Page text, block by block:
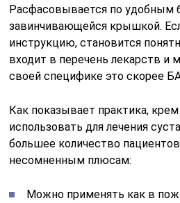
Расфасовывается по удобным
завинчивающейся крышкой.
инструкцию, становится
входит в перечень лекарств и
своей специфике это скорее
Как показывает практика,
использовать для лечения
большее количество пациентов
несомненным плюсам:
Можно применять как в